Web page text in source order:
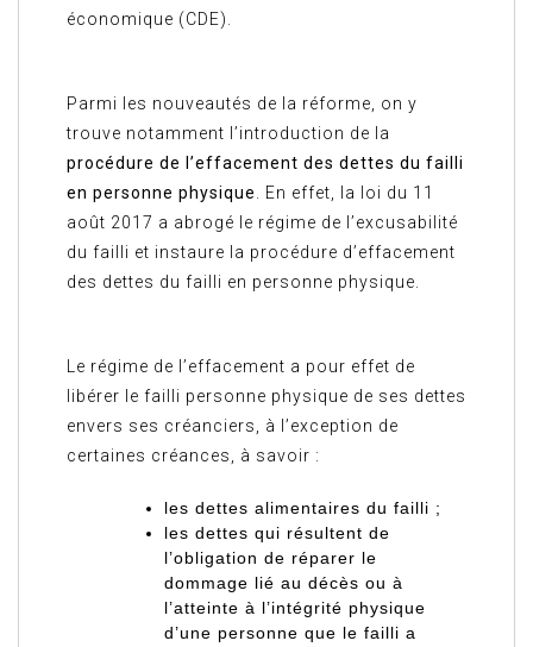
économique (CDE).
Parmi les nouveautés de la réforme, on y
trouve notamment l’introduction de la
procédure de l’effacement des dettes du failli
en personne physique
. En effet, la loi du 11
août 2017 a abrogé le régime de l’excusabilité
du failli et instaure la procédure d’effacement
des dettes du failli en personne physique.
Le régime de l’effacement a pour effet de
libérer le failli personne physique de ses dettes
envers ses créanciers, à l’exception de
certaines créances, à savoir :
les dettes alimentaires du failli ;
les dettes qui résultent de
l’obligation de réparer le
dommage lié au décès ou à
l’atteinte à l’intégrité physique
d’une personne que le failli a